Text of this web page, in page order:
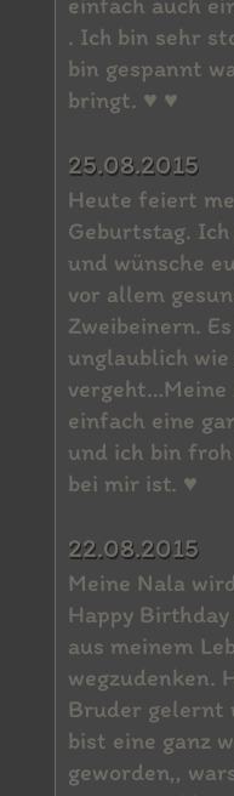
. Ich bin sehr
bin gespannt
bringt. ♥ ♥
25.08.2015
Heute feiert
Geburtstag.
und wünsche
vor allem
Zweibeinern.
unglaublich
vergeht…Meine
einfach eine
und ich bin
bei mir ist. ♥
22.08.2015
Meine Nala
Happy
aus meinem
wegzudenken.
Bruder gelernt
bist eine ganz
geworden,,